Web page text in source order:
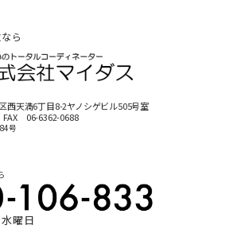
ら
西天満6丁目8-2ヤノシゲビル505号室
06-6362-0688
号
曜日